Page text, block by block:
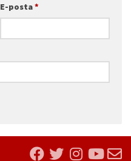
E-posta*